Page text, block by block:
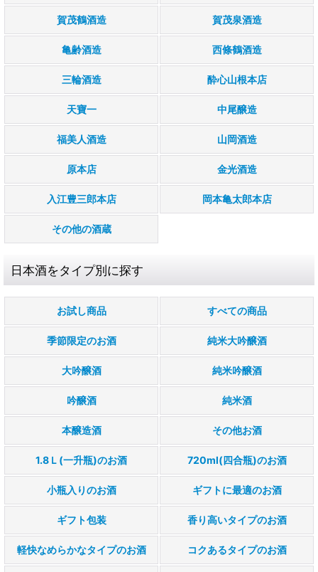
賀茂鶴酒造 賀茂泉酒造
亀齢酒造 西條鶴酒造
三輪酒造 酔心山根本店
天寶一 中尾醸造
福美人酒造 山岡酒造
原本店 金光酒造
入江豊三郎本店 岡本亀太郎本店
その他の酒蔵
日本酒をタイプ別に探す
お試し商品 すべての商品
季節限定のお酒 純米大吟醸酒
大吟醸酒 純米吟醸酒
吟醸酒 純米酒
本醸造酒 その他お酒
1.8Ｌ(一升瓶)のお酒 720ml(四合瓶)のお酒
小瓶入りのお酒 ギフトに最適のお酒
ギフト包装 香り高いタイプのお酒
軽快なめらかなタイプのお酒 コクあるタイプのお酒